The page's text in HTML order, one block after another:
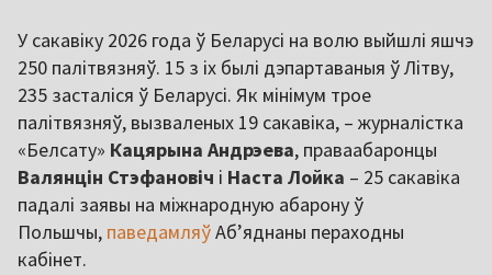
У сакавіку 2026 года ў Беларусі на волю выйшлі яшчэ
250 палітвязняў. 15 з іх былі дэпартаваныя ў Літву,
235 засталіся ў Беларусі. Як мінімум трое
палітвязняў, вызваленых 19 сакавіка, – журналістка
«Белсату» Кацярына Андрэева, праваабаронцы
Валянцін Стэфановіч і Наста Лойка – 25 сакавіка
падалі заявы на міжнародную абарону ў
Польшчы, паведамляўАб’яднаны пераходны
кабінет.